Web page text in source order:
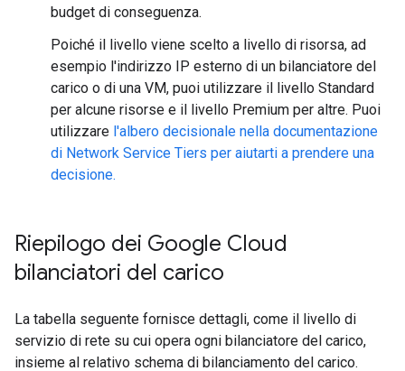
budget di conseguenza.
Poiché il livello viene scelto a livello di risorsa, ad
esempio l'indirizzo IP esterno di un bilanciatore del
carico o di una VM, puoi utilizzare il livello Standard
per alcune risorse e il livello Premium per altre. Puoi
utilizzare l'albero decisionale nella documentazione
di Network Service Tiers per aiutarti a prendere una
decisione.
Riepilogo dei Google Cloud
bilanciatori del carico
La tabella seguente fornisce dettagli, come il livello di
servizio di rete su cui opera ogni bilanciatore del carico,
insieme al relativo schema di bilanciamento del carico.